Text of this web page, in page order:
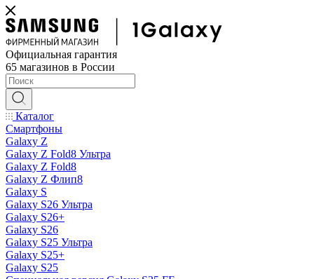
Официальная гарантия
65 магазинов в России
Каталог
Смартфоны
Galaxy Z
Galaxy Z Fold8 Ультра
Galaxy Z Fold8
Galaxy Z Флип8
Galaxy S
Galaxy S26 Ультра
Galaxy S26+
Galaxy S26
Galaxy S25 Ультра
Galaxy S25+
Galaxy S25